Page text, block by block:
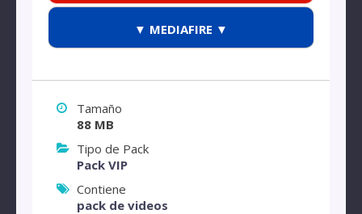
▼ MEDIAFIRE ▼
Tamaño
88 MB
Tipo de Pack
Pack VIP
Contiene
pack de videos